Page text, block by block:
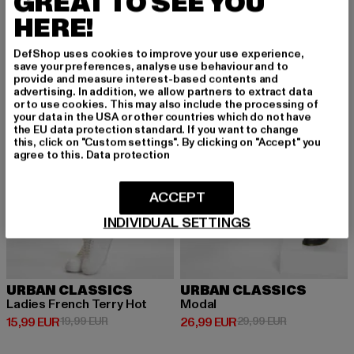
14,99 EUR
Derzeitiger Preis: 14,99 EUR
19,99 EUR Aktionspreis: 19,99 EUR
14,10 EUR
Derzeitiger Preis: 14,10 EUR
29,99 EUR
-20%
URBAN CLASSICS
Ladies French Terry Hot
15,99 EUR
Derzeitiger Preis: 15,99 EUR
19,99 EURAktionspreis: 19,99 EUR
-10%
URBAN CLASSICS
Modal
26,99 EUR
Derzeitiger Preis: 26,99 EUR
29,99 EURAktionspreis:
HERE!
DefShop uses cookies to improve your use experience,
save your preferences, analyse use behaviour and to
provide and measure interest-based contents and
advertising. In addition, we allow partners to extract data
or to use cookies. This may also include the processing of
your data in the USA or other countries which do not have
the EU data protection standard. If you want to change
this, click on "Custom settings". By clicking on "Accept" you
agree to this. Data protection
INDIVIDUAL SETTINGS
ACCEPT